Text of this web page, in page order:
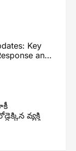
Key
and
వ్యక్తి